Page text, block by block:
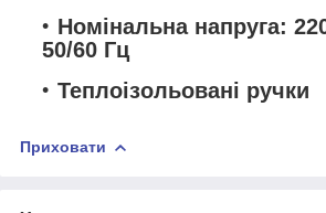
Номінальна напруга:
50/60 Гц
Теплоізольовані ручки
Приховати